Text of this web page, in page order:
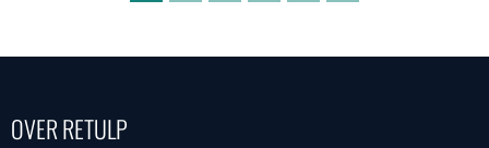
OVER RETULP